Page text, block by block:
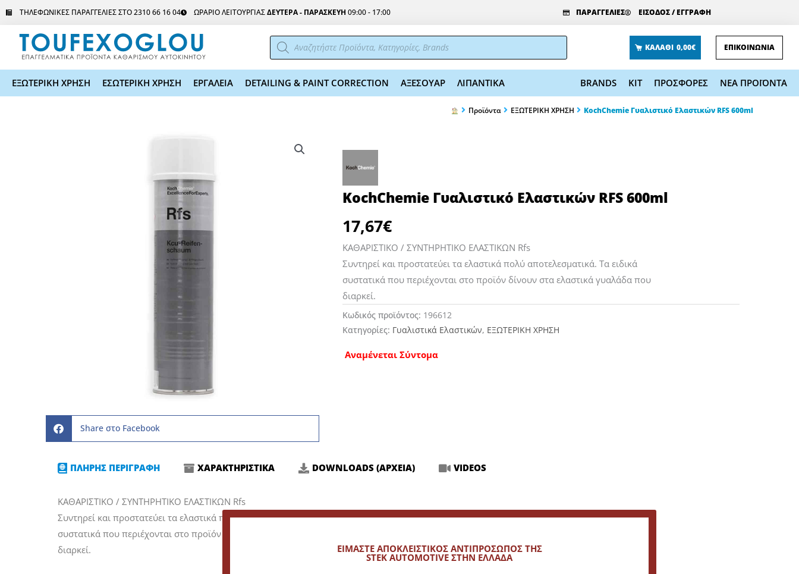
Μετάβαση
περιεχόμενο
ΤΗΛΕΦΩΝΙΚΕΣ ΠΑΡΑΓΓΕΛΙΕΣ ΣΤΟ 2310 66 16 04 ΩΡΑΡΙΟ ΛΕΙΤΟΥΡΓΙΑΣΔΕΥΤΕΡΑ - ΠΑΡΑΣΚΕΥΗ 09:00 - 17:00 ΠΑΡΑΓΓΕΛΙΕΣ ΕΙΣΟΔΟΣ / ΕΓΓΡΑΦΗ
Αναζήτηση
προϊόντων ΚΑΛΑΘΙ 0,00€ ΕΠΙΚΟΙΝΩΝΙΑ
ΕΞΩΤΕΡΙΚΗ ΧΡΗΣΗ ΕΣΩΤΕΡΙΚΗ ΧΡΗΣΗ ΕΡΓΑΛΕΙΑ DETAILING & PAINT CORRECTION ΑΞΕΣΟΥΑΡ ΛΙΠΑΝΤΙΚΑ BRANDS KIT ΠΡΟΣΦΟΡΕΣ ΝΕΑ ΠΡΟΪΟΝΤΑ
Προϊόντα ΕΞΩΤΕΡΙΚΗ ΧΡΗΣΗ KochChemie Γυαλιστικό Ελαστικών RFS 600ml
Share στο Facebook
KochChemie Γυαλιστικό Ελαστικών RFS 600ml
17,67€
ΚΑΘΑΡΙΣΤΙΚΟ / ΣΥΝΤΗΡΗΤΙΚΟ ΕΛΑΣΤΙΚΩΝ Rfs
Συντηρεί και προστατεύει τα ελαστικά πολύ αποτελεσματικά. Τα ειδικά
συστατικά που περιέχονται στο προϊόν δίνουν στα ελαστικά γυαλάδα που
διαρκεί.
Κωδικός προϊόντος: 196612
Κατηγορίες: Γυαλιστικά Ελαστικών, ΕΞΩΤΕΡΙΚΗ ΧΡΗΣΗ
Αναμένεται Σύντομα
ΠΛΗΡΗΣ ΠΕΡΙΓΡΑΦΗ ΧΑΡΑΚΤΗΡΙΣΤΙΚΑ DOWNLOADS (ΑΡΧΕΙΑ) VIDEOS
ΚΑΘΑΡΙΣΤΙΚΟ / ΣΥΝΤΗΡΗΤΙΚΟ ΕΛΑΣΤΙΚΩΝ Rfs
Συντηρεί και προστατεύει τα ελαστικά πολύ αποτελεσματικά. Τα ειδικά
συστατικά που περιέχονται στο προϊόν δίνουν στα ελαστικά γυαλάδα που
διαρκεί.
ΕΙΜΑΣΤΕ ΑΠΟΚΛΕΙΣΤΙΚΟΣ ΑΝΤΙΠΡΟΣΩΠΟΣ ΤΗΣ
STEK AUTOMOTIVE ΣΤΗΝ ΕΛΛΑΔΑ